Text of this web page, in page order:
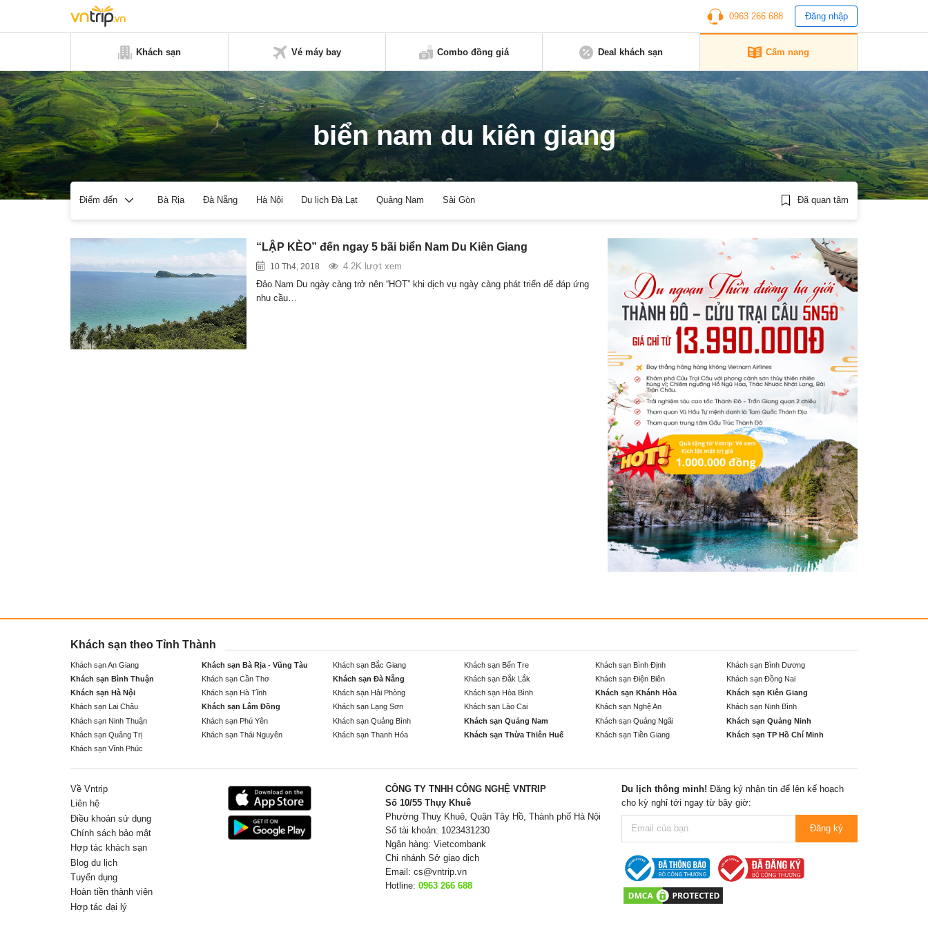
0963 266 688 Đăng nhập
Khách sạn Vé máy bay Combo đồng giá Deal khách sạn Cẩm nang
biển nam du kiên giang
Điểm đến Bà Rịa Đà Nẵng Hà Nội Du lịch Đà Lạt Quảng Nam Sài Gòn Đã quan tâm
“LẬP KÈO” đến ngay 5 bãi biển Nam Du Kiên Giang
10 Th4, 2018
4.2K lượt xem
Đảo Nam Du ngày càng trở nên “HOT” khi dịch vụ ngày càng phát triển để đáp ứng
nhu cầu…
Khách sạn theo Tỉnh Thành
Khách sạn An Giang Khách sạn Bà Rịa - Vũng Tàu Khách sạn Bắc Giang Khách sạn Bến Tre Khách sạn Bình Định
Khách sạn Bình Dương
Khách sạn Bình Thuận
Khách sạn Cần Thơ Khách sạn Đà Nẵng Khách sạn Đắk Lắk Khách sạn Điện Biên
Khách sạn Đồng Nai
Khách sạn Hà Nội
Khách sạn Hà Tĩnh Khách sạn Hải Phòng Khách sạn Hòa Bình Khách sạn Khánh Hòa
Khách sạn Kiên Giang
Khách sạn Lai Châu
Khách sạn Lâm Đồng Khách sạn Lạng Sơn Khách sạn Lào Cai Khách sạn Nghệ An
Khách sạn Ninh Bình
Khách sạn Ninh Thuận
Khách sạn Phú Yên Khách sạn Quảng Bình Khách sạn Quảng Nam Khách sạn Quảng Ngãi
Khách sạn Quảng Ninh
Khách sạn Quảng Trị
Khách sạn Thái Nguyên Khách sạn Thanh Hóa Khách sạn Thừa Thiên Huế Khách sạn Tiền Giang
Khách sạn TP Hồ Chí Minh
Khách sạn Vĩnh Phúc
Về Vntrip
Liên hệ
Điều khoản sử dụng
Chính sách bảo mật
Hợp tác khách sạn
Blog du lịch
Tuyển dụng
Hoàn tiền thành viên
Hợp tác đại lý
CÔNG TY TNHH CÔNG NGHỆ VNTRIP
Số 10/55 Thụy Khuê
Phường Thuỵ Khuê, Quận Tây Hồ, Thành phố Hà Nội
Số tài khoản: 1023431230
Ngân hàng: Vietcombank
Chi nhánh Sở giao dịch
Email: cs@vntrip.vn
Hotline: 0963 266 688
Du lịch thông minh! Đăng ký nhận tin để lên kế hoạch
cho kỳ nghỉ tới ngay từ bây giờ:
Đăng ký